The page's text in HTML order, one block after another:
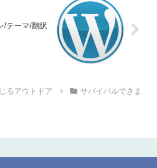
/テーマ/翻訳
るアウトドア
サバイバルできま